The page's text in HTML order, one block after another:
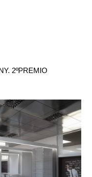
2ºPREMIO